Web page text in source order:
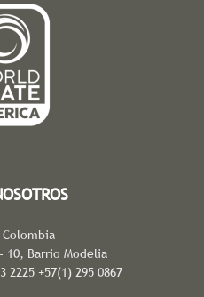
10, Barrio Modelia
2225 +57(1) 295 0867